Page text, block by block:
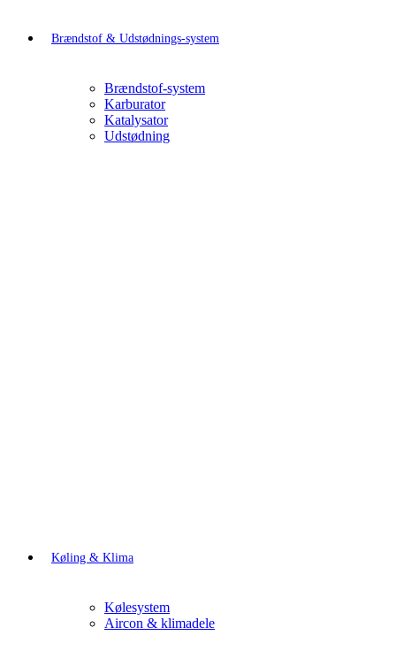
Brændstof & Udstødnings-system
Brændstof-system
Karburator
Katalysator
Udstødning
Køling & Klima
Kølesystem
Aircon & klimadele